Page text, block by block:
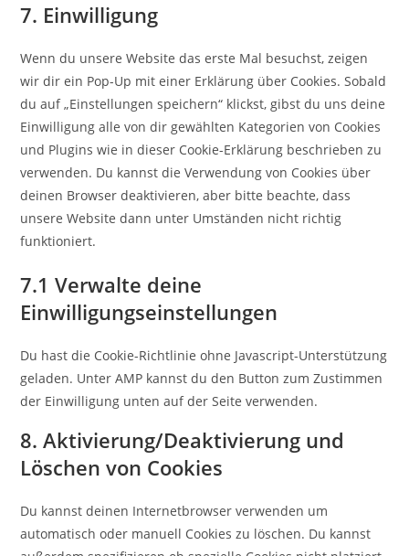
7. Einwilligung
Wenn du unsere Website das erste Mal besuchst, zeigen
wir dir ein Pop-Up mit einer Erklärung über Cookies. Sobald
du auf „Einstellungen speichern“ klickst, gibst du uns deine
Einwilligung alle von dir gewählten Kategorien von Cookies
und Plugins wie in dieser Cookie-Erklärung beschrieben zu
verwenden. Du kannst die Verwendung von Cookies über
deinen Browser deaktivieren, aber bitte beachte, dass
unsere Website dann unter Umständen nicht richtig
funktioniert.
7.1 Verwalte deine
Einwilligungseinstellungen
Du hast die Cookie-Richtlinie ohne Javascript-Unterstützung
geladen. Unter AMP kannst du den Button zum Zustimmen
der Einwilligung unten auf der Seite verwenden.
8. Aktivierung/Deaktivierung und
Löschen von Cookies
Du kannst deinen Internetbrowser verwenden um
automatisch oder manuell Cookies zu löschen. Du kannst